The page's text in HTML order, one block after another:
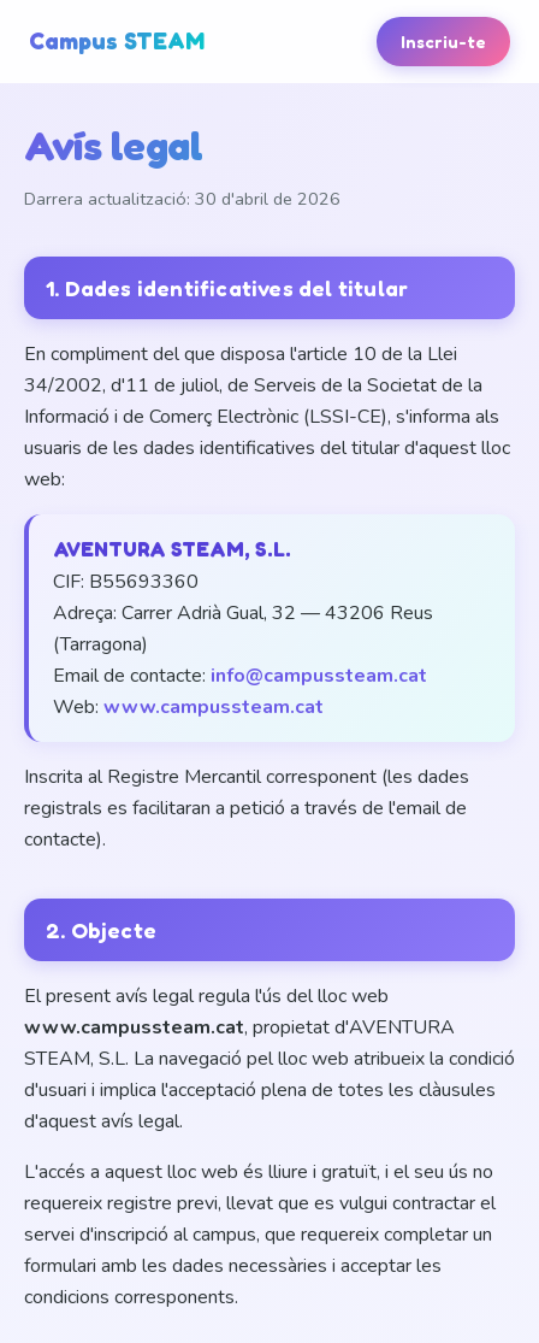
Campus STEAM Inscriu-te
Avís legal
Darrera actualització: 30 d'abril de 2026
1. Dades identificatives del titular
En compliment del que disposa l'article 10 de la Llei
34/2002, d'11 de juliol, de Serveis de la Societat de la
Informació i de Comerç Electrònic (LSSI-CE), s'informa als
usuaris de les dades identificatives del titular d'aquest lloc
web:
AVENTURA STEAM, S.L.
CIF: B55693360
Adreça: Carrer Adrià Gual, 32 — 43206 Reus
(Tarragona)
Email de contacte: info@campussteam.cat
Web: www.campussteam.cat
Inscrita al Registre Mercantil corresponent (les dades
registrals es facilitaran a petició a través de l'email de
contacte).
2. Objecte
El present avís legal regula l'ús del lloc web
www.campussteam.cat, propietat d'AVENTURA
STEAM, S.L. La navegació pel lloc web atribueix la condició
d'usuari i implica l'acceptació plena de totes les clàusules
d'aquest avís legal.
L'accés a aquest lloc web és lliure i gratuït, i el seu ús no
requereix registre previ, llevat que es vulgui contractar el
servei d'inscripció al campus, que requereix completar un
formulari amb les dades necessàries i acceptar les
condicions corresponents.